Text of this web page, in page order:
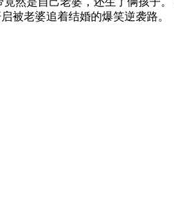
被老婆追着结婚的爆笑逆袭路。